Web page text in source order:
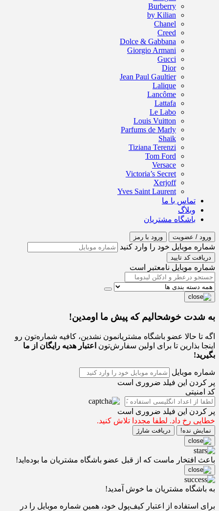
Burberry
by Kilian
Chanel
Creed
Dolce & Gabbana
Giorgio Armani
Gucci
Dior
Jean Paul Gaultier
Lalique
Lancôme
Lattafa
Le Labo
Louis Vuitton
Parfums de Marly
Shaik
Tiziana Terenzi
Tom Ford
Versace
Victoria’s Secret
Xerjoff
Yves Saint Laurent
تماس با ما
وبلاگ
باشگاه مشتریان
ورود / عضویت ورود با رمز
شماره موبایل خود را وارد کنید
دریافت کد تایید
شماره موبایل نامعتبر است
به شدت خوشحالیم که پیش ما اومدین!
اگه تا حالا عضو باشگاه مشتریانمون نشدین، کافیه شماره‌تون رو
اینجا بذارین تا برای اولین سفارش‌تون اعتبار هدیه رایگان از ما
بگیرید!
شماره موبایل
پر کردن این فیلد ضروری است
کد امنیتی
پر کردن این فیلد ضروری است
خطایی رخ داد. لطفا مجددا تلاش کنید.
نمایش نده! دریافت شارژ
باعث افتخار ماست که از قبل عضو باشگاه مشتریان ما بوده‌اید!
به باشگاه مشتریان ما خوش آمدید!
برای استفاده از اعتبار کیف‌پول خود، همین شماره موبایل را در